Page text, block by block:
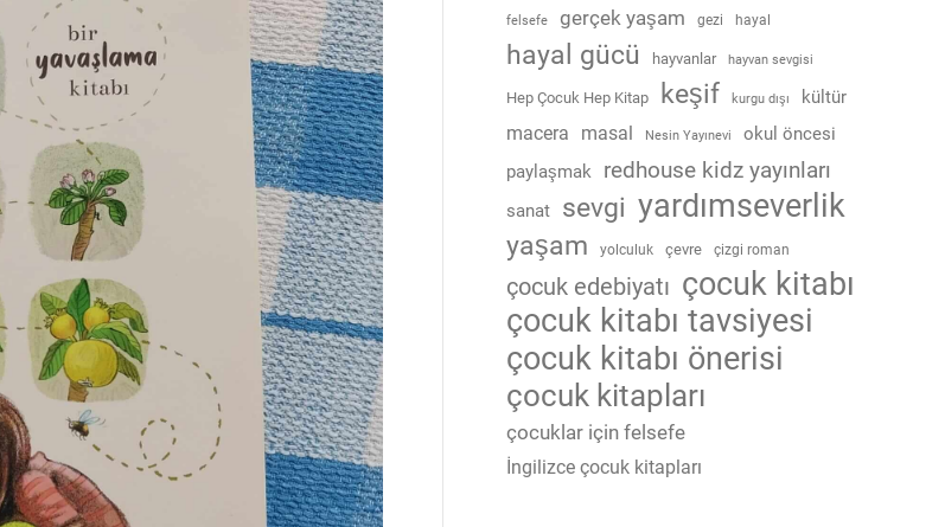
felsefe gerçek yaşam gezi hayal
hayal gücü hayvanlar hayvan sevgisi
Hep Çocuk Hep Kitap keşif kurgu dışı kültür
macera masal Nesin Yayınevi
okul öncesi
paylaşmak
redhouse kidz yayınları
sanat sevgi yardımseverlik
yaşam yolculuk çevre çizgi roman
çocuk edebiyatı çocuk kitabı
çocuk kitabı tavsiyesi
çocuk kitabı önerisi
çocuk kitapları
çocuklar için felsefe
İngilizce çocuk kitapları